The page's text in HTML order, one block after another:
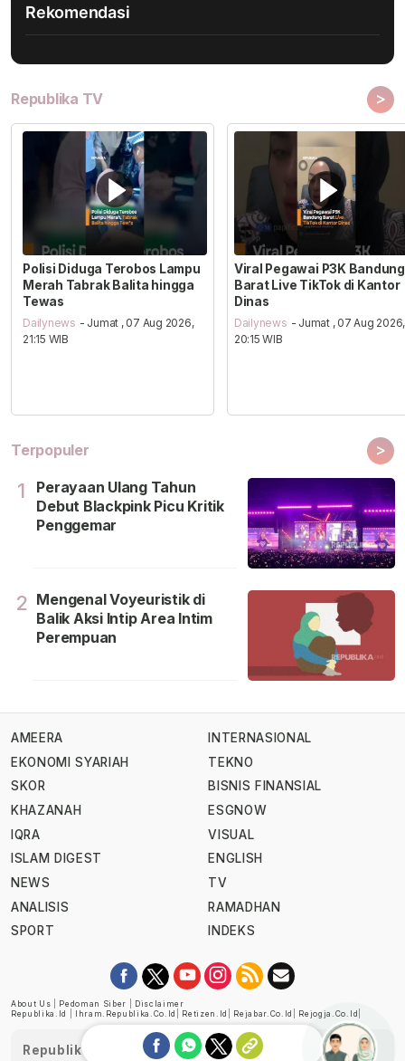
Rekomendasi
Republika TV >
Polisi Diduga Terobos Lampu
Merah Tabrak Balita hingga
Tewas
Dailynews - Jumat , 07 Aug 2026,
21:15 WIB
Viral Pegawai P3K Bandung
Barat Live TikTok di Kantor
Dinas
Dailynews - Jumat , 07 Aug 2026,
20:15 WIB
Terpopuler >
1
Perayaan Ulang Tahun
Debut Blackpink Picu Kritik
Penggemar
2 Mengenal Voyeuristik di
Balik Aksi Intip Area Intim
Perempuan
AMEERA
EKONOMI SYARIAH
SKOR
KHAZANAH
IQRA
ISLAM DIGEST
NEWS
ANALISIS
SPORT
INTERNASIONAL
TEKNO
BISNIS FINANSIAL
ESGNOW
VISUAL
ENGLISH
TV
RAMADHAN
INDEKS
About Us Pedoman Siber
Disclaimer
Republika.id
Ihram.republika.co.id Retizen.id Rejabar.co.id Rejogja.co.id
Republika telah diverifikasi oleh Dewan Pers